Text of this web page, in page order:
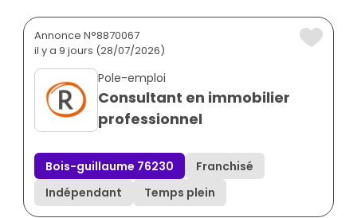
Annonce N°8870067
il y a 9 jours (28/07/2026)
Pole-emploi
Consultant en immobilier
professionnel
Bois-guillaume 76230
Franchisé
Indépendant
Temps plein